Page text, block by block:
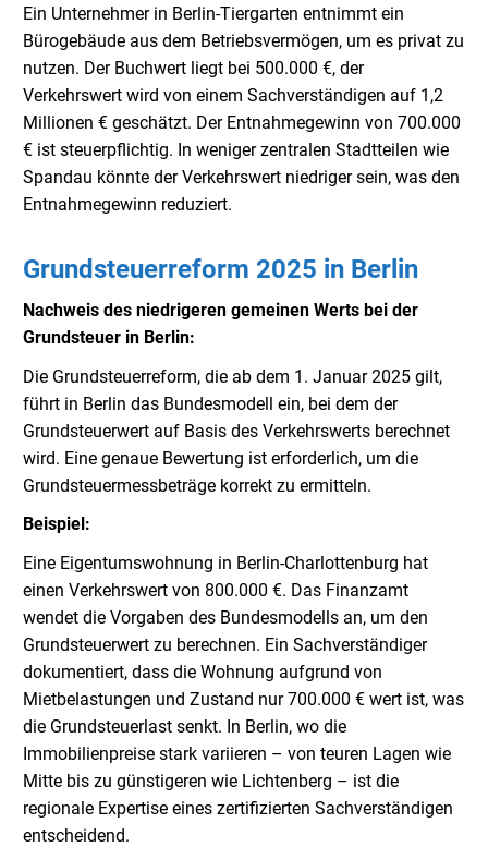
Ein Unternehmer in Berlin-Tiergarten entnimmt ein
Bürogebäude aus dem Betriebsvermögen, um es privat zu
nutzen. Der Buchwert liegt bei 500.000 €, der
Verkehrswert wird von einem Sachverständigen auf 1,2
Millionen € geschätzt. Der Entnahmegewinn von 700.000
€ ist steuerpflichtig. In weniger zentralen Stadtteilen wie
Spandau könnte der Verkehrswert niedriger sein, was den
Entnahmegewinn reduziert.
Grundsteuerreform 2025 in Berlin
Nachweis des niedrigeren gemeinen Werts bei der
Grundsteuer in Berlin:
Die Grundsteuerreform, die ab dem 1. Januar 2025 gilt,
führt in Berlin das Bundesmodell ein, bei dem der
Grundsteuerwert auf Basis des Verkehrswerts berechnet
wird. Eine genaue Bewertung ist erforderlich, um die
Grundsteuermessbeträge korrekt zu ermitteln.
Beispiel:
Eine Eigentumswohnung in Berlin-Charlottenburg hat
einen Verkehrswert von 800.000 €. Das Finanzamt
wendet die Vorgaben des Bundesmodells an, um den
Grundsteuerwert zu berechnen. Ein Sachverständiger
dokumentiert, dass die Wohnung aufgrund von
Mietbelastungen und Zustand nur 700.000 € wert ist, was
die Grundsteuerlast senkt. In Berlin, wo die
Immobilienpreise stark variieren – von teuren Lagen wie
Mitte bis zu günstigeren wie Lichtenberg – ist die
regionale Expertise eines zertifizierten Sachverständigen
entscheidend.